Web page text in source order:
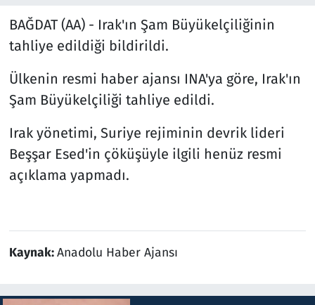
BAĞDAT (AA) - Irak'ın Şam Büyükelçiliğinin
tahliye edildiği bildirildi.
Ülkenin resmi haber ajansı INA'ya göre, Irak'ın
Şam Büyükelçiliği tahliye edildi.
Irak yönetimi, Suriye rejiminin devrik lideri
Beşşar Esed'in çöküşüyle ilgili henüz resmi
açıklama yapmadı.
Kaynak:Anadolu Haber Ajansı
Otomobil
Oyun
Ramazan
Resmi İlanlar
Rüya Tabirleri
Savunma Sanayi